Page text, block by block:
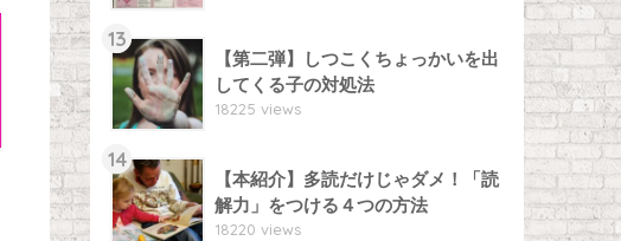
13
【第二弾】しつこくちょっかいを出
してくる子の対処法
18225 views
14
【本紹介】多読だけじゃダメ！「読
解力」をつける４つの方法
18220 views